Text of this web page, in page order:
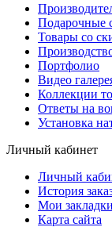
Подарочные
Товары со
Портфолио
Видео
Коллекции
Ответы на
Установка
Личный кабинет
Личный
История
Мои закладки
Карта сайта